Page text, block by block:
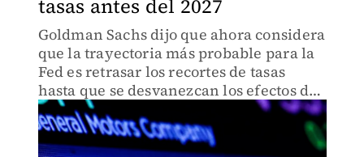
tasas antes del 2027
Goldman Sachs dijo que ahora considera
que la trayectoria más probable para la
Fed es retrasar los recortes de tasas
hasta que se desvanezcan los efectos de
los aranceles y los mayores precios del
petróleo vinculados al conflicto con
Irán.